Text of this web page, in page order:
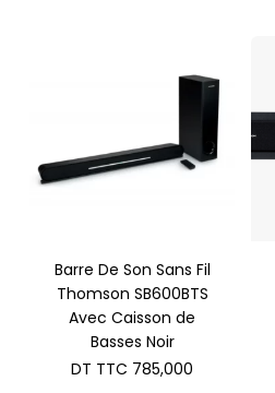
Barre De Son Sans Fil
Thomson SB600BTS
Avec Caisson de
Basses Noir
DT TTC 785,000